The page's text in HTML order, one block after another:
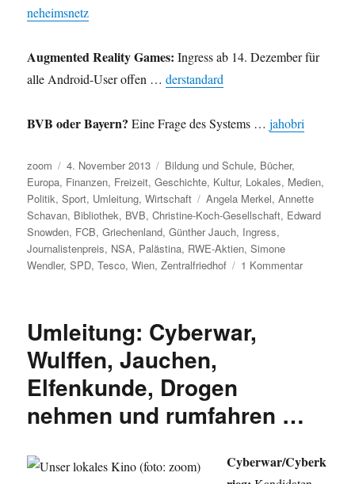
neheimsnetz
Augmented Reality Games: Ingress ab 14. Dezember für
alle Android-User offen …derstandard
BVB oder Bayern? Eine Frage des Systems …jahobri
Autor
zoom
Veröffentlicht
am
4. November 2013 Kategorien
Bildung und Schule, Bücher,
Europa, Finanzen, Freizeit,Geschichte, Kultur, Lokales, Medien,
Politik,Sport, Umleitung,Wirtschaft Schlagwörter
Angela Merkel,Annette
Schavan, Bibliothek, BVB,Christine-Koch-Gesellschaft, Edward
Snowden, FCB,Griechenland,Günther Jauch, Ingress,
Journalistenpreis, NSA, Palästina, RWE-Aktien,Simone
Wendler,SPD,Tesco,Wien,Zentralfriedhof 1 Kommentarzu
und
Umleitung: Cyberwar,
Wulffen, Jauchen,
Elfenkunde, Drogen
nehmen und rumfahren …
Cyberwar/Cyberk